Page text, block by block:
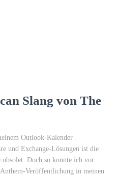
Slang von The
Outlook-Kalender
und Exchange-Lösungen ist die
obsolet. Doch so konnte ich vor
Veröffentlichung in meinen